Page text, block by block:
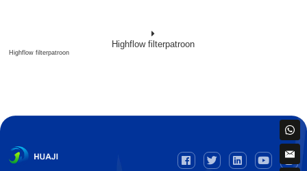
Highflow filterpatroon
Highflow filterpatroon